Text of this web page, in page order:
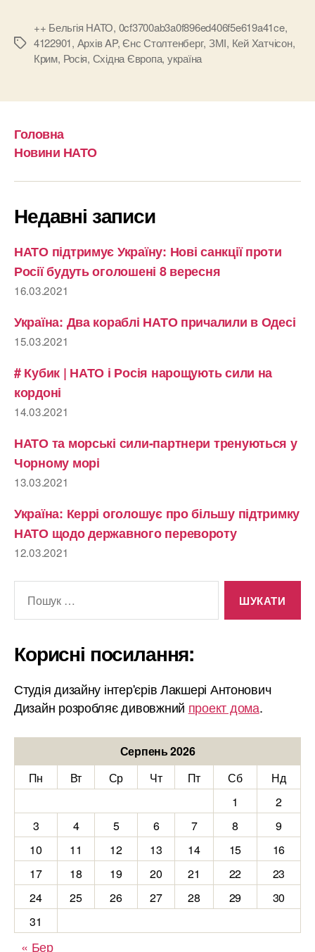
Позначки
++ Бельгія НАТО, 0cf3700ab3a0f896ed406f5e619a41ce,
4122901, Архів AP,Єнс Столтенберг, ЗМІ, Кей Хатчісон,
Крим, Росія, Східна Європа, україна
Головна
Новини НАТО
Недавні записи
НАТО підтримує Україну: Нові санкції проти
Росії будуть оголошені 8 вересня
16.03.2021
Україна: Два кораблі НАТО причалили в Одесі
15.03.2021
# Кубик | НАТО і Росія нарощують сили на
кордоні
14.03.2021
НАТО та морські сили-партнери тренуються у
Чорному морі
13.03.2021
Україна: Керрі оголошує про більшу підтримку
НАТО щодо державного перевороту
12.03.2021
Корисні посилання:
Студія дизайну інтер'єрів Лакшері Антонович
Дизайн розробляє дивовжний проект дома.
Серпень 2026
Пн
Вт Ср Чт Пт Сб
Нд
1
2
3
4 5 6 7 8
9
10
11 12 13 14 15
16
17
18 19 20 21 22
23
24
25 26 27 28 29
30
31
« Бер